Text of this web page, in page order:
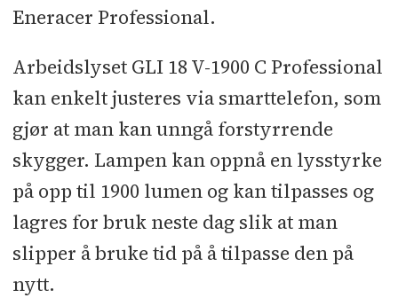
Eneracer Professional.
Arbeidslyset GLI 18 V-1900 C Professional
kan enkelt justeres via smarttelefon, som
gjør at man kan unngå forstyrrende
skygger. Lampen kan oppnå en lysstyrke
på opp til 1900 lumen og kan tilpasses og
lagres for bruk neste dag slik at man
slipper å bruke tid på å tilpasse den på
nytt.